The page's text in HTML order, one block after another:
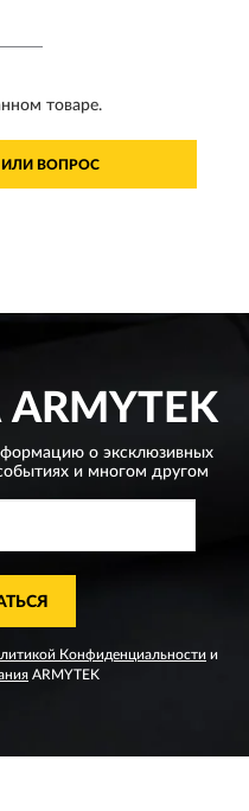
товаре.
ИЛИ ВОПРОС
ARMYTEK
о эксклюзивных
и многом другом
Конфиденциальности и
ARMYTEK